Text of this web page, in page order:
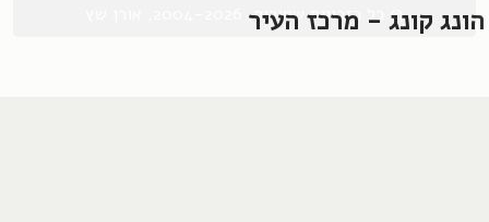
הונג קונג - מרכז העיר
© כל הזכויות שמורות, 2004-2026, אורן שץ